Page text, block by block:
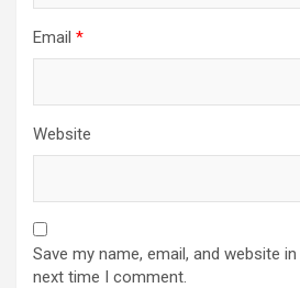
Email *
Website
Save my name, email, and website
next time I comment.